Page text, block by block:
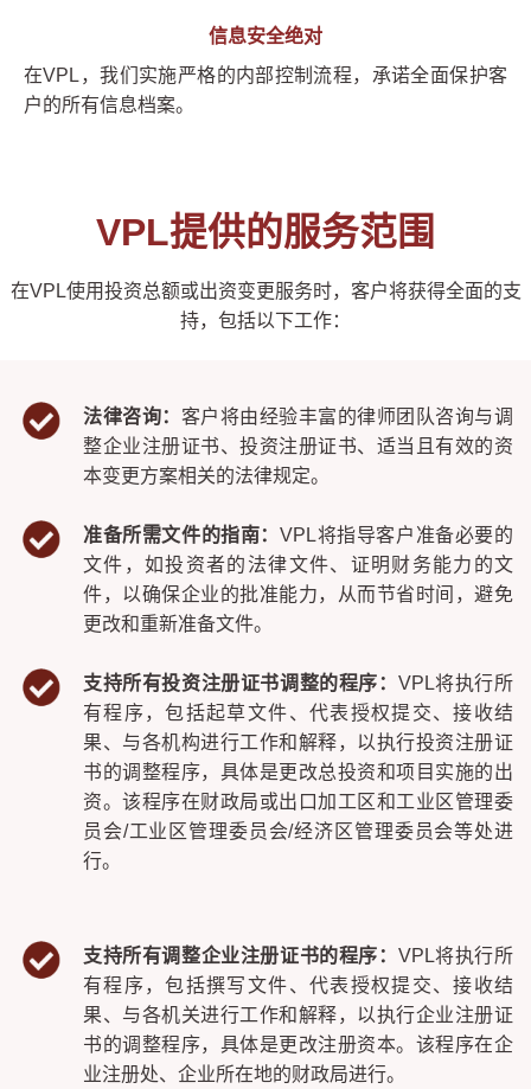
信息安全绝对
在VPL，我们实施严格的内部控制流程，承诺全面保护客
户的所有信息档案。
VPL提供的服务范围
在VPL使用投资总额或出资变更服务时，客户将获得全面的支
持，包括以下工作：
法律咨询： 客户将由经验丰富的律师团队咨询与调
整企业注册证书、投资注册证书、适当且有效的资
本变更方案相关的法律规定。
准备所需文件的指南： VPL将指导客户准备必要的
文件，如投资者的法律文件、证明财务能力的文
件，以确保企业的批准能力，从而节省时间，避免
更改和重新准备文件。
支持所有投资注册证书调整的程序： VPL将执行所
有程序，包括起草文件、代表授权提交、接收结
果、与各机构进行工作和解释，以执行投资注册证
书的调整程序，具体是更改总投资和项目实施的出
资。该程序在财政局或出口加工区和工业区管理委
员会/工业区管理委员会/经济区管理委员会等处进
行。
支持所有调整企业注册证书的程序： VPL将执行所
有程序，包括撰写文件、代表授权提交、接收结
果、与各机关进行工作和解释，以执行企业注册证
书的调整程序，具体是更改注册资本。该程序在企
业注册处、企业所在地的财政局进行。